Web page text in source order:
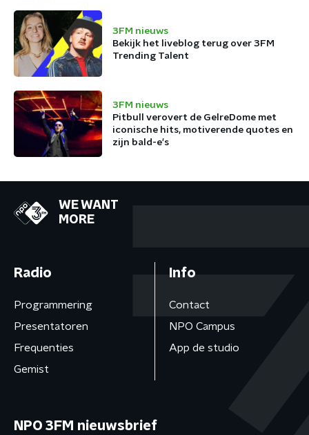
3FM nieuws
Bekijk het liveblog terug over 3FM
Trending Talent
3FM nieuws
Pitbull verovert de GelreDome met
iconische hits, motiverende quotes en
zijn bald-e's
WE WANT
MORE
Radio
Programmering
Presentatoren
Frequenties
Gemist
Info
Contact
NPO Campus
App de studio
NPO 3FM nieuwsbrief